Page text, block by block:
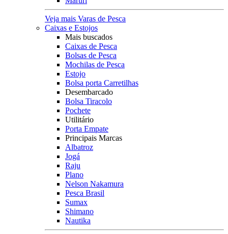
Veja mais Varas de Pesca
Caixas e Estojos
Mais buscados
Caixas de Pesca
Bolsas de Pesca
Mochilas de Pesca
Estojo
Bolsa porta Carretilhas
Desembarcado
Bolsa Tiracolo
Pochete
Utilitário
Porta Empate
Principais Marcas
Albatroz
Jogá
Raju
Plano
Nelson Nakamura
Pesca Brasil
Sumax
Shimano
Nautika